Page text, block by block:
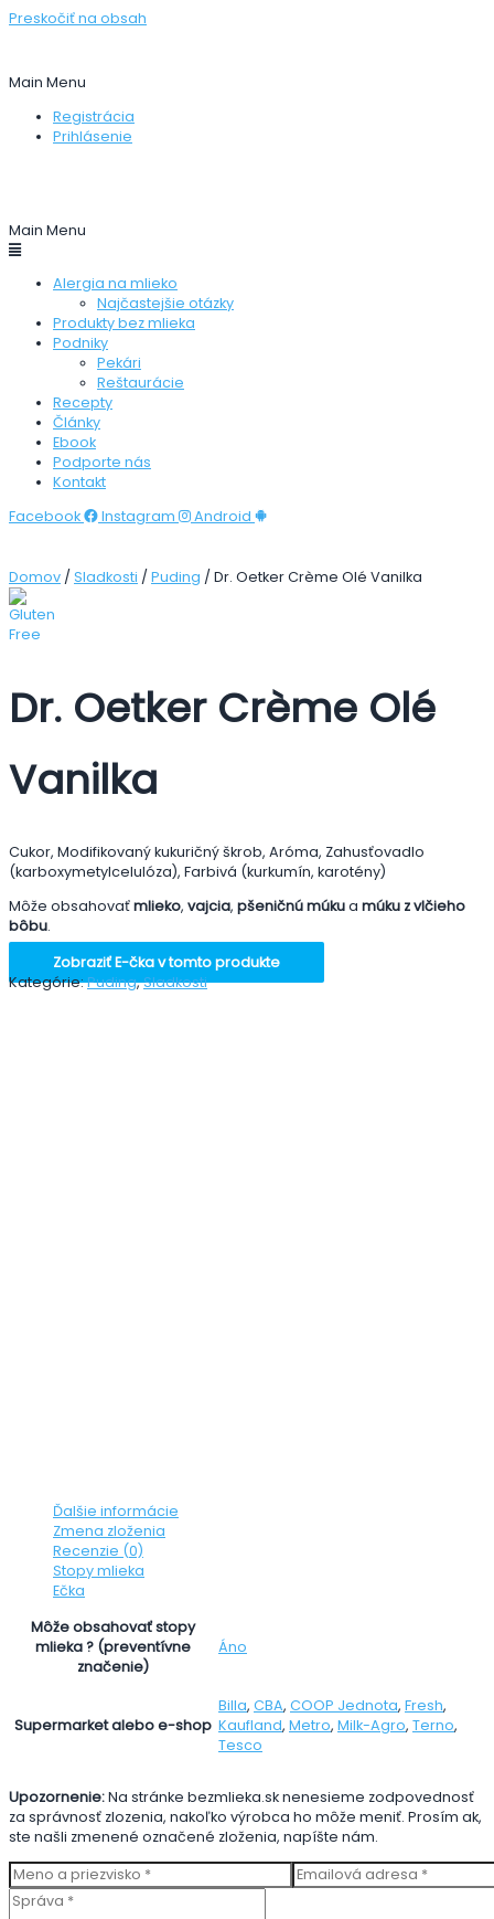
Preskočiť na obsah
Main Menu
Registrácia
Prihlásenie
Main Menu
Alergia na mlieko
Najčastejšie otázky
Produkty bez mlieka
Podniky
Pekári
Reštaurácie
Recepty
Články
Ebook
Podporte nás
Kontakt
Facebook
Instagram Android
Domov / Sladkosti / Puding / Dr. Oetker Crème Olé Vanilka
Dr. Oetker Crème Olé
Vanilka
Cukor, Modifikovaný kukuričný škrob, Aróma, Zahusťovadlo
(karboxymetylcelulóza), Farbivá (kurkumín, karotény)
Môže obsahovaťmlieko, vajcia, pšeničnú múkua múku z vlčieho
bôbu.
Zobraziť E-čka v tomto produkte
Kategórie:Puding,Sladkosti
Ďalšie informácie
Zmena zloženia
Recenzie (0)
Stopy mlieka
Ečka
Môže obsahovať stopy
mlieka ? (preventívne
značenie)
Áno
Supermarket alebo e-shop
Billa, CBA, COOP Jednota, Fresh,
Kaufland, Metro, Milk-Agro, Terno,
Tesco
Upozornenie:Na stránke bezmlieka.sk nenesieme zodpovednosť
za správnosť zlozenia, nakoľko výrobca ho môže meniť. Prosím ak,
ste našli zmenené označené zloženia, napíšte nám.